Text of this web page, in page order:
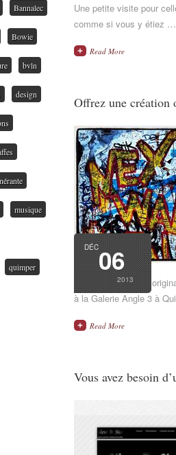
Bannalec
Bowie
bvln
design
musique
quimper
Une petite visite pour
comme si vous y étiez
Read More
Offrez une création
DÉC06
2013
Offrez une création
à la Galerie Angle 3 à
Read More
Vous avez besoin